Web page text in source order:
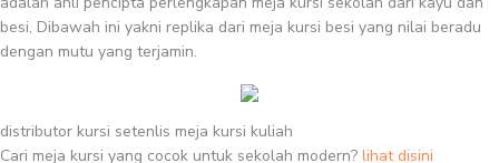
besi, Dibawah ini yakni replika dari meja kursi besi yang nilai beradu
dengan mutu yang terjamin.
distributor kursi setenlis meja kursi kuliah
Cari meja kursi yang cocok untuk sekolah modern? lihat disini